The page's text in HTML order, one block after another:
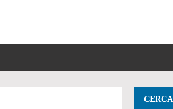
CERCA